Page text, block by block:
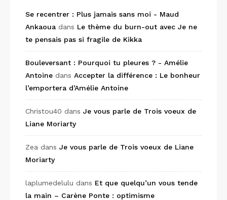
Se recentrer : Plus jamais sans moi - Maud
Ankaoua dans Le thème du burn-out avec Je ne
te pensais pas si fragile de Kikka
Bouleversant : Pourquoi tu pleures ? - Amélie
Antoine dans Accepter la différence : Le bonheur
l’emportera d’Amélie Antoine
Christou40 dans Je vous parle de Trois voeux de
Liane Moriarty
Zea dans Je vous parle de Trois voeux de Liane
Moriarty
laplumedelulu dans Et que quelqu’un vous tende
la main – Carène Ponte : optimisme